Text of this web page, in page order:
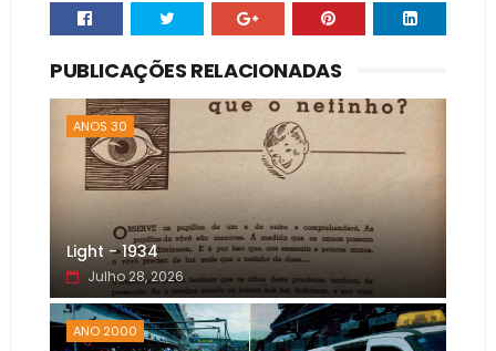
PUBLICAÇÕES RELACIONADAS
ANOS 30
Light - 1934
Julho 28, 2026
ANO 2000